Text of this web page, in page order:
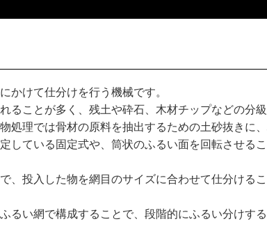
かけて仕分けを行う機械です。
ることが多く、残土や砕石、木材チップなどの分
処理では骨材の原料を抽出するための土砂抜きに
している固定式や、筒状のふるい面を回転させる
、投入した物を網目のサイズに合わせて仕分ける
るい網で構成することで、段階的にふるい分けする